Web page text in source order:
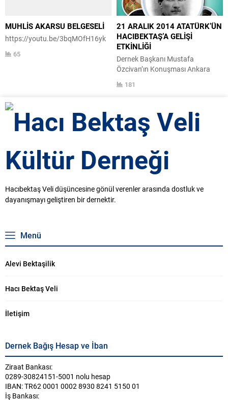
MUHLİS AKARSU BELGESELİ
https://youtu.be/3bqMOfH16yk
65
21 ARALIK 2014 ATATÜRK’ÜN
HACIBEKTAŞ’A GELİŞİ
ETKİNLİĞİ
Dernek Başkanı Mustafa
Özcivan’ın Konuşması Ankara
Hazırlamış Olduğu Atatürk
Halk Oyunları Gösterimi Bölüm 2
Tubil Halk Oyunları Gösterimi
Bölüm 3
181
Hacıbektaş Veli düşüncesine gönül verenler arasında dostluk ve
dayanışmayı geliştiren bir dernektir.
Menü
Alevi Bektaşilik
Hacı Bektaş Veli
İletişim
Dernek Bağış Hesap ve İban
Ziraat Bankası:
0289-30824151-5001 nolu hesap
IBAN: TR62 0001 0002 8930 8241 5150 01
İş Bankası: